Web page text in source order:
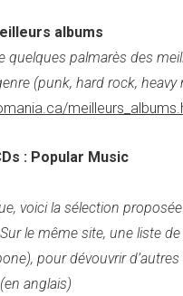
albums
quelques palmarès des
(punk, hard rock, heavy
: Popular Music
voici la sélection
le même site, une liste
pour dévouvrir
anglais)